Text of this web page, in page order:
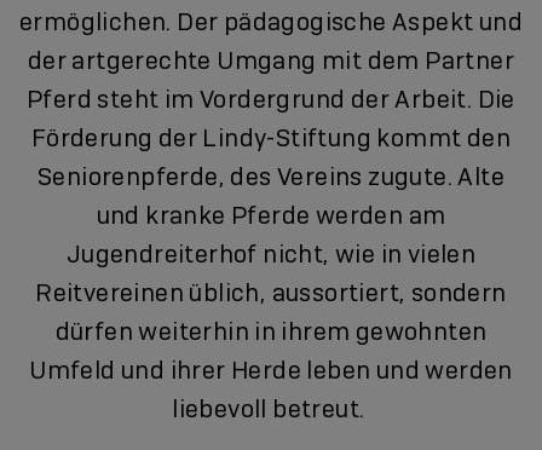
ermöglichen. Der pädagogische Aspekt und
der artgerechte Umgang mit dem Partner
Pferd steht im Vordergrund der Arbeit. Die
Förderung der Lindy-Stiftung kommt den
Seniorenpferde, des Vereins zugute. Alte
und kranke Pferde werden am
Jugendreiterhof nicht, wie in vielen
Reitvereinen üblich, aussortiert, sondern
dürfen weiterhin in ihrem gewohnten
Umfeld und ihrer Herde leben und werden
liebevoll betreut.